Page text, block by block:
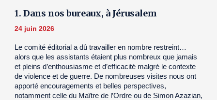
1. Dans nos bureaux, à Jérusalem
24 juin 2026
Le comité éditorial a dû travailler en nombre restreint…
alors que les assistants étaient plus nombreux que jamais
et pleins d’enthousiasme et d’efficacité malgré le contexte
de violence et de guerre. De nombreuses visites nous ont
apporté encouragements et belles perspectives,
notamment celle du Maître de l’Ordre ou de Simon Azazian,